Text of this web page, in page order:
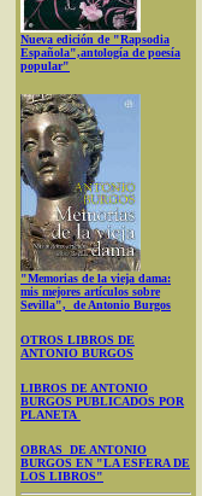
Nueva edición de "Rapsodia
Española",antología de poesía
popular"
"Memorias de la vieja dama:
mis mejores artículos sobre
Sevilla", de Antonio Burgos
OTROS LIBROS DE
ANTONIO BURGOS
LIBROS DE ANTONIO
BURGOS PUBLICADOS POR
PLANETA
OBRAS DE ANTONIO
BURGOS EN "LA ESFERA DE
LOS LIBROS"